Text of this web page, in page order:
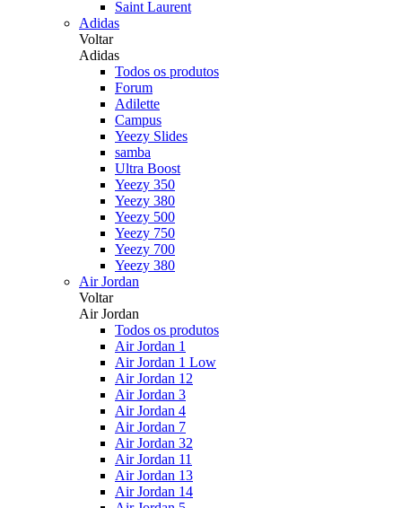
Saint Laurent
Adidas
Voltar
Adidas
Todos os produtos
Forum
Adilette
Campus
Yeezy Slides
samba
Ultra Boost
Yeezy 350
Yeezy 380
Yeezy 500
Yeezy 750
Yeezy 700
Yeezy 380
Air Jordan
Voltar
Air Jordan
Todos os produtos
Air Jordan 1
Air Jordan 1 Low
Air Jordan 12
Air Jordan 3
Air Jordan 4
Air Jordan 7
Air Jordan 32
Air Jordan 11
Air Jordan 13
Air Jordan 14